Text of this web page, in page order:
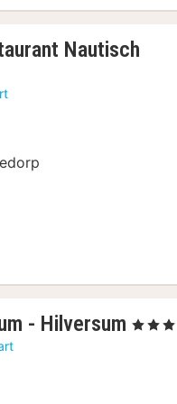
Nautisch
- Hilversum 1
, 3 Sterren